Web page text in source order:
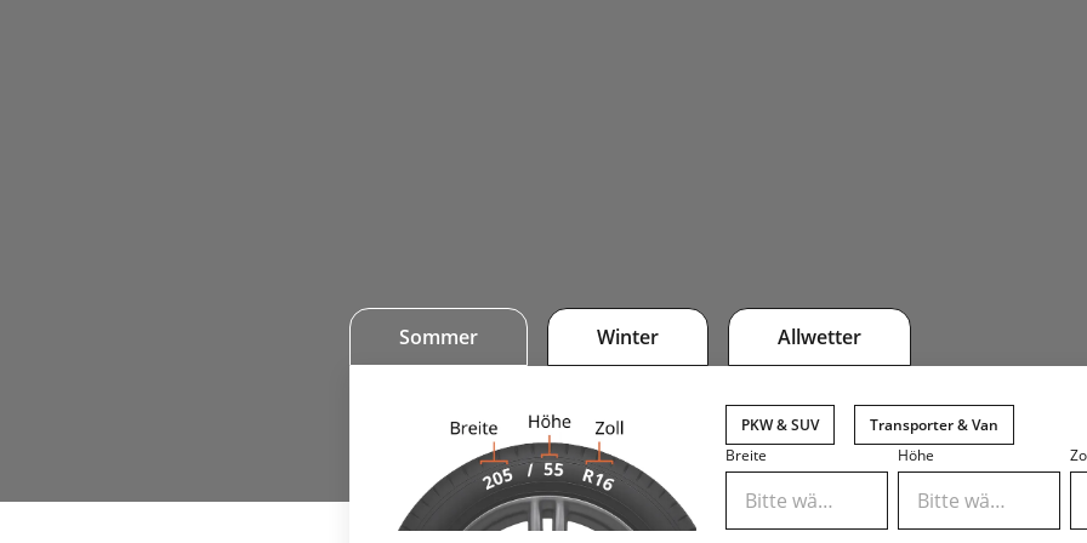
Sommer Winter Allwetter
PKW & SUV
Transporter & Van
Breite
Bitte wählen
Höhe
Bitte wählen